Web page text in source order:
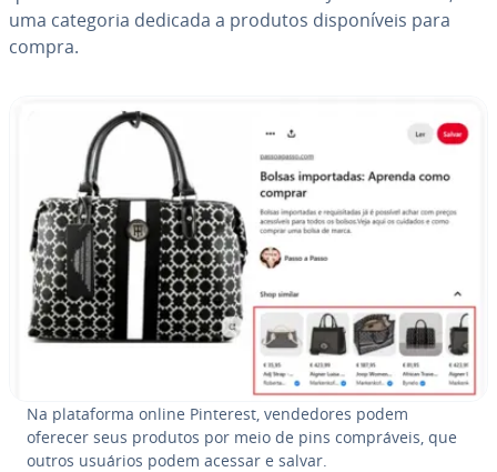
uma categoria dedicada a produtos dis­po­ní­veis para
compra.
Na pla­ta­forma online Pinterest, ven­de­do­res podem
oferecer seus produtos por meio de pins com­prá­veis, que
outros usuários podem acessar e salvar.